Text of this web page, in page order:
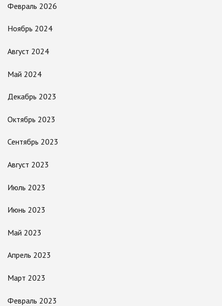
Февраль 2026
Ноябрь 2024
Август 2024
Май 2024
Декабрь 2023
Октябрь 2023
Сентябрь 2023
Август 2023
Июль 2023
Июнь 2023
Май 2023
Апрель 2023
Март 2023
Февраль 2023